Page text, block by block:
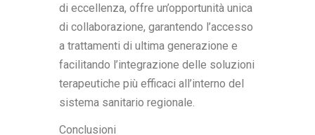
di eccellenza, offre un’opportunità unica
di collaborazione, garantendo l’accesso
a trattamenti di ultima generazione e
facilitando l’integrazione delle soluzioni
terapeutiche più efficaci all’interno del
sistema sanitario regionale.
Conclusioni